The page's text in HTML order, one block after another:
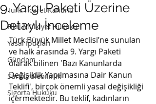
Türk Ticaret Kanunu
Fikri Mülkiyet Hukuku
Yasal İpuçları
Gündem
Sürdürülebilirlik
Sigorta Hukuku
9. Yargı Paketi Üzerine
Detaylı İnceleme
Türk Büyük Millet Meclisi’ne sunulan
ve halk arasında 9. Yargı Paketi
olarak bilinen 'Bazı Kanunlarda
Değişiklik Yapılmasına Dair Kanun
Teklifi', birçok önemli yasal değişikliği
içermektedir. Bu teklif, kadınların